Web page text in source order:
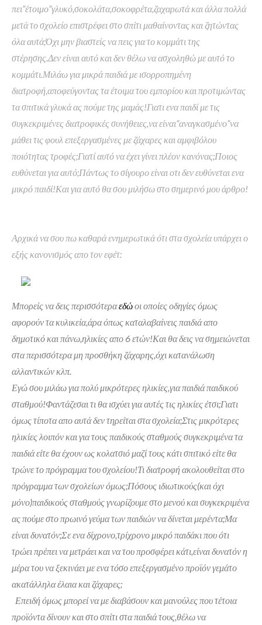
πει”έτοιμο”γλυκό,σοκολάτα,σοκοφρέτα,ζαχαρωτά και άλλα πολλά
μετά το σχολείο επιστρέφει στο σπίτι μαθαίνοντας και ζητώντας
όλα αυτά;Όχι μην βιαστείς να πεις για το κομμάτι της
στέρησης.Δεν είναι αυτό και δεν θέλω να ασχοληθώ με αυτό το
κομμάτι.Μιλάω για μικρά παιδιά με ισορροπημένη
διατροφή,αποφεύγοντας τα έτοιμα του εμπορίου και προτιμώντας
τα σπιτικά γλυκά ας πούμε της μαμάς!Γιατι ενα παιδί με τις
συγκεκριμένες διατροφικές συνήθειες,να είναι”αναγκασμένο”να
μάθει τις φουλ επεξεργασμένες με ζάχαρες και αμφιβόλου
ποιότητας τροφές;Γιατί αυτό να έχει γίνει πλέον κανόνας;Ποιος
ευθύνεται για αυτό;Πάντως το σίγουρο είναι οτι δεν ευθύνεται ενα
μικρό παιδί!Και για αυτό θα σου μιλήσω στο σημερινό μου άρθρο!
Αρχικά να σου πω καθαρά ενημερωτικά ότι στα σχολεία υπάρχει ο
εξής κανονισμός απο τον εφέτ:
Μπορείς να δεις περισσότεραεδώοι οποίες οδηγίες όμως
αφορούν τα κυλικεία,άρα όπως καταλαβαίνεις παιδιά απο
δημοτικό και πάνω,ηλικίες απο 6 ετών!Και θα δεις να σημειώνεται
στα περισσότερα μη προσθήκη ζάχαρης,όχι κατανάλωση
αλλαντικών κλπ.
Εγώ σου μιλάω για πολύ μικρότερες ηλικίες,για παιδιά παιδικού
σταθμού!Φαντάζεσαι τι θα ισχύει για αυτές τις ηλικίες έτσι;Γιατι
όμως τίποτα απο αυτά δεν τηρείται στα σχολεία;Στις μικρότερες
ηλικίες λοιπόν και για τους παιδικούς σταθμούς συγκεκριμένα τα
παιδιά είτε θα έχουν ως κολατσιό μαζί τους κάτι σπιτικό είτε θα
τρώνε το πρόγραμμα του σχολείου!Τι διατροφή ακολουθείται στο
πρόγραμμα των σχολείων όμως;Πόσους ιδιωτικούς(και όχι
μόνο)παιδικούς σταθμούς γνωρίζουμε στο μενού και συγκεκριμένα
ας πούμε στο πρωινό γεύμα των παιδιών να δίνεται μερέντα;Μα
είναι δυνατόν;Σε ενα δίχρονο,τρίχρονο μικρό παιδάκι που ότι
τρώει πρέπει να μετράει και να του προσφέρει κάτι,είναι δυνατόν η
μέρα του να ξεκινάει με ενα τόσο επεξεργασμένο προϊόν γεμάτο
ακατάλληλα έλαια και ζάχαρες;
Επειδή όμως μπορεί να με διαβάσουν και μανούλες που τέτοια
προϊόντα δίνουν και στο σπίτι στα παιδιά τους,θέλω να